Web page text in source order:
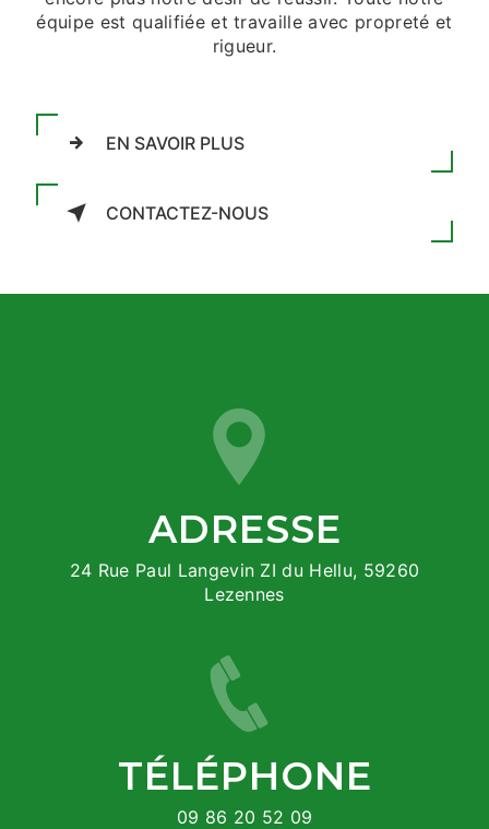
équipe est qualifiée et travaille avec propreté et
rigueur.
EN SAVOIR PLUS
CONTACTEZ-NOUS
ADRESSE
24 Rue Paul Langevin ZI du Hellu, 59260
Lezennes
TÉLÉPHONE
09 86 20 52 09